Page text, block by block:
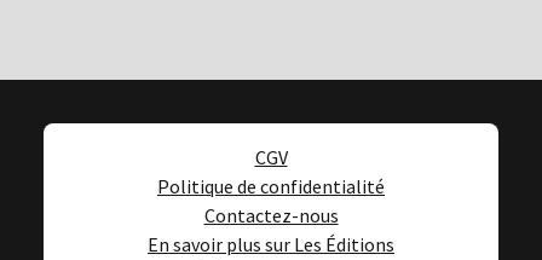
CGV
Politique de confidentialité
Contactez-nous
En savoir plus sur Les Éditions